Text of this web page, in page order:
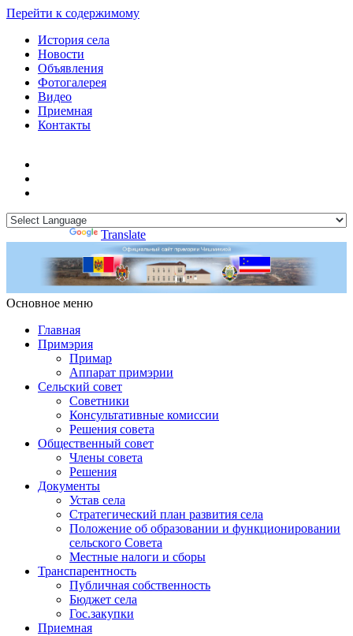
Перейти к содержимому
История села
Новости
Объявления
Фотогалерея
Видео
Приемная
Контакты
Translate
Основное меню
Примэрия Чишмикиой
Главная
Примэрия
Примар
Аппарат примэрии
Сельский совет
Советники
Консультативные комиссии
Решения совета
Общественный совет
Члены совета
Решения
Документы
Устав села
Стратегический план развития села
Положение об образовании и функционировании
сельского Совета
Местные налоги и сборы
Транспарентность
Публичная собственность
Бюджет села
Гос.закупки
Приемная